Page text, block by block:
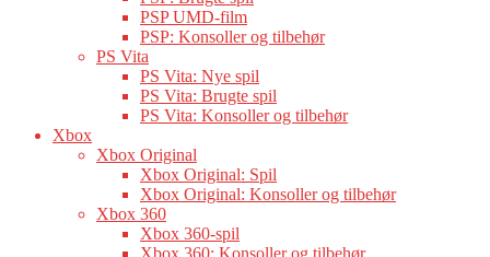
PSP UMD-film
PSP: Konsoller og tilbehør
PS Vita
PS Vita: Nye spil
PS Vita: Brugte spil
PS Vita: Konsoller og tilbehør
Xbox
Xbox Original
Xbox Original: Spil
Xbox Original: Konsoller og tilbehør
Xbox 360
Xbox 360-spil